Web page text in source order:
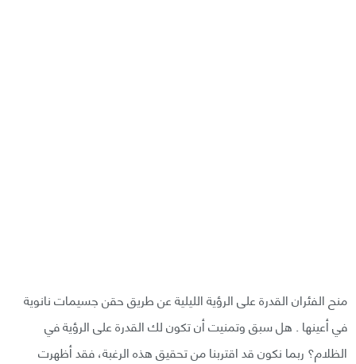
منح الفئران القدرة على الرؤية الليلية عن طريق حقن جسيمات نانوية
في أعينها . هل سبق وتمنيت أن تكون لك القدرة على الرؤية في
الظلام؟ ربما نكون قد اقتربنا من تحقيق هذه الرغبة، فقد أظهرت